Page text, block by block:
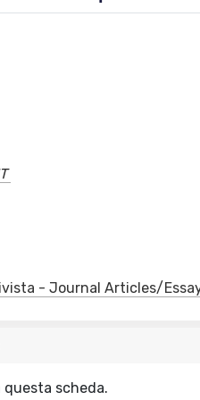
- Journal Articles/
questa scheda.